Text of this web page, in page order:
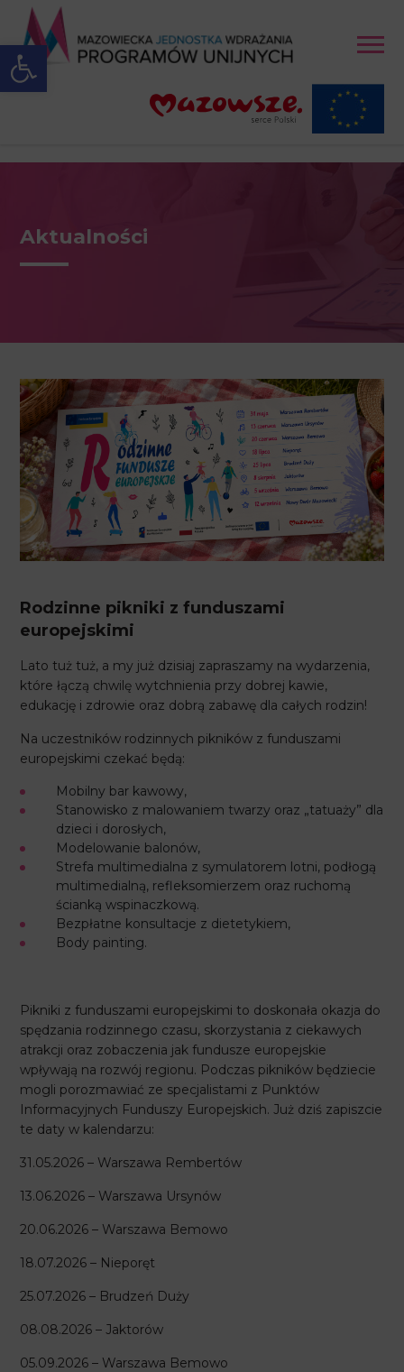
Open toolbar
Aktualności
Rodzinne pikniki z funduszami
europejskimi
Lato tuż tuż, a my już dzisiaj zapraszamy na wydarzenia,
które łączą chwilę wytchnienia przy dobrej kawie,
edukację i zdrowie oraz dobrą zabawę dla całych rodzin!
Na uczestników rodzinnych pikników z funduszami
europejskimi czekać będą:
Mobilny bar kawowy,
Stanowisko z malowaniem twarzy oraz „tatuaży” dla
dzieci i dorosłych,
Modelowanie balonów,
Strefa multimedialna z symulatorem lotni, podłogą
multimedialną, refleksomierzem oraz ruchomą
ścianką wspinaczkową.
Bezpłatne konsultacje z dietetykiem,
Body painting.
Pikniki z funduszami europejskimi to doskonała okazja do
spędzania rodzinnego czasu, skorzystania z ciekawych
atrakcji oraz zobaczenia jak fundusze europejskie
wpływają na rozwój regionu. Podczas pikników będziecie
mogli porozmawiać ze specjalistami z Punktów
Informacyjnych Funduszy Europejskich. Już dziś zapiszcie
te daty w kalendarzu:
31.05.2026 – Warszawa Rembertów
13.06.2026 – Warszawa Ursynów
20.06.2026 – Warszawa Bemowo
18.07.2026 – Nieporęt
25.07.2026 – Brudzeń Duży
08.08.2026 – Jaktorów
05.09.2026 – Warszawa Bemowo